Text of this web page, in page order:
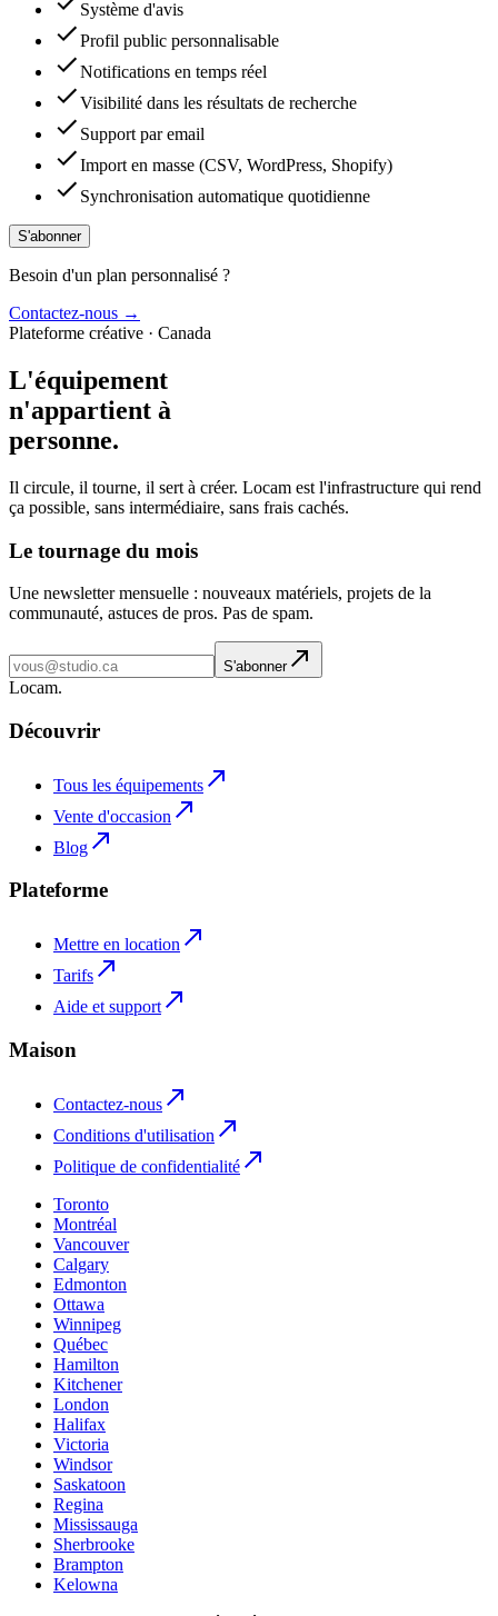
Système d'avis
Profil public personnalisable
Notifications en temps réel
Visibilité dans les résultats de recherche
Support par email
Import en masse (CSV, WordPress, Shopify)
Synchronisation automatique quotidienne
S'abonner
Besoin d'un plan personnalisé ?
Contactez-nous →
Plateforme créative · Canada
L'équipement
n'appartient à
personne.
Il circule, il tourne, il sert à créer. Locam est l'infrastructure qui rend
ça possible, sans intermédiaire, sans frais cachés.
Le tournage du mois
Une newsletter mensuelle : nouveaux matériels, projets de la
communauté, astuces de pros. Pas de spam.
S'abonner
Locam.
Découvrir
Tous les équipements
Vente d'occasion
Blog
Plateforme
Mettre en location
Tarifs
Aide et support
Maison
Contactez-nous
Conditions d'utilisation
Politique de confidentialité
Toronto
Montréal
Vancouver
Calgary
Edmonton
Ottawa
Winnipeg
Québec
Hamilton
Kitchener
London
Halifax
Victoria
Windsor
Saskatoon
Regina
Mississauga
Sherbrooke
Brampton
Kelowna